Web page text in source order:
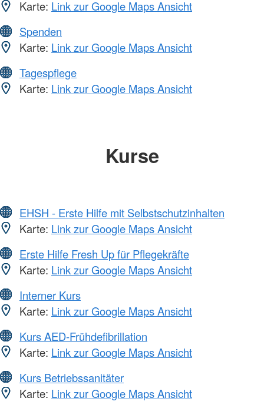
Karte: Link zur Google Maps Ansicht
Spenden
Karte: Link zur Google Maps Ansicht
Tagespflege
Karte: Link zur Google Maps Ansicht
Kurse
EHSH - Erste Hilfe mit Selbstschutzinhalten
Karte: Link zur Google Maps Ansicht
Erste Hilfe Fresh Up für Pflegekräfte
Karte: Link zur Google Maps Ansicht
Interner Kurs
Karte: Link zur Google Maps Ansicht
Kurs AED-Frühdefibrillation
Karte: Link zur Google Maps Ansicht
Kurs Betriebssanitäter
Karte: Link zur Google Maps Ansicht